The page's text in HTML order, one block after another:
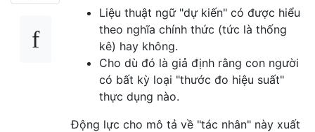
Liệu thuật ngữ "dự kiến" có được hiểu
theo nghĩa chính thức (tức là thống
kê) hay không.
Cho dù đó là giả định rằng con người
có bất kỳ loại "thước đo hiệu suất"
thực dụng nào.
Động lực cho mô tả về "tác nhân" này xuất